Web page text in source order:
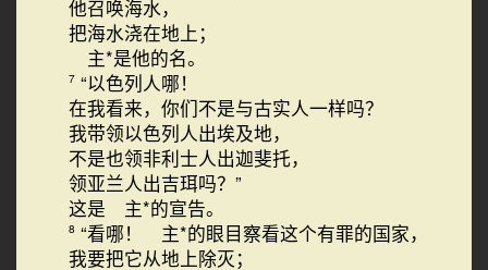
他召唤海水，
把海水浇在地上；
主*是他的名。
7 “以色列人哪！
在我看来，你们不是与古实人一样吗？
我带领以色列人出埃及地，
不是也领非利士人出迦斐托，
领亚兰人出吉珥吗？”
这是 主*的宣告。
8 “看哪！ 主*的眼目察看这个有罪的国家，
我要把它从地上除灭；